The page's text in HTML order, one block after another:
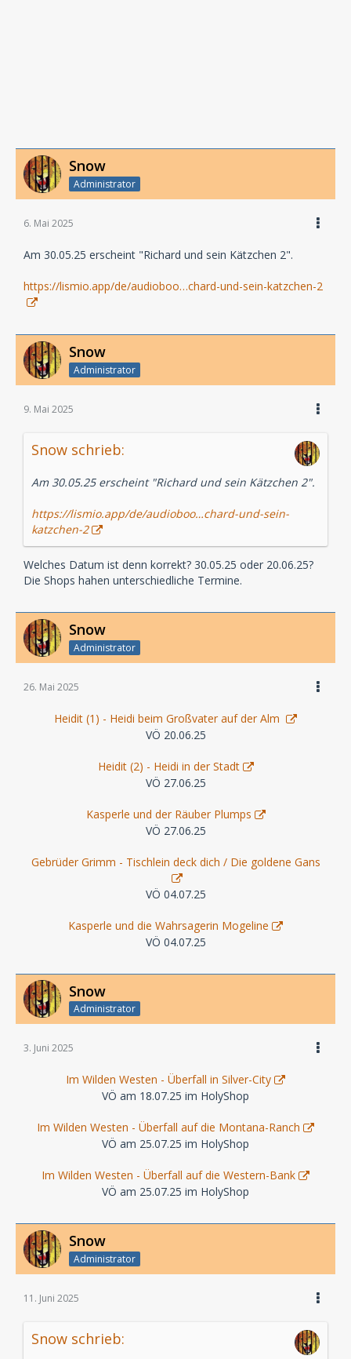
Snow
Administrator
6. Mai 2025
Am 30.05.25 erscheint "Richard und sein Kätzchen 2".
https://lismio.app/de/audioboo…chard-und-sein-katzchen-2
Snow
Administrator
9. Mai 2025
Snow schrieb:
Am 30.05.25 erscheint "Richard und sein Kätzchen 2".
https://lismio.app/de/audioboo…chard-und-sein-
katzchen-2
Welches Datum ist denn korrekt? 30.05.25 oder 20.06.25?
Die Shops hahen unterschiedliche Termine.
Snow
Administrator
26. Mai 2025
Heidit (1) - Heidi beim Großvater auf der Alm
VÖ 20.06.25
Heidit (2) - Heidi in der Stadt
VÖ 27.06.25
Kasperle und der Räuber Plumps
VÖ 27.06.25
Gebrüder Grimm - Tischlein deck dich / Die goldene Gans
VÖ 04.07.25
Kasperle und die Wahrsagerin Mogeline
VÖ 04.07.25
Snow
Administrator
3. Juni 2025
Im Wilden Westen - Überfall in Silver-City
VÖ am 18.07.25 im HolyShop
Im Wilden Westen - Überfall auf die Montana-Ranch
VÖ am 25.07.25 im HolyShop
Im Wilden Westen - Überfall auf die Western-Bank
VÖ am 25.07.25 im HolyShop
Snow
Administrator
11. Juni 2025
Snow schrieb: